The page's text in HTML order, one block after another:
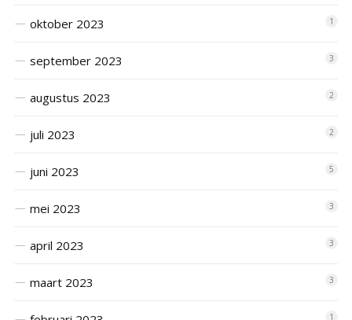
oktober 2023 1
september 2023 3
augustus 2023 2
juli 2023 2
juni 2023 5
mei 2023 3
april 2023 3
maart 2023 3
1